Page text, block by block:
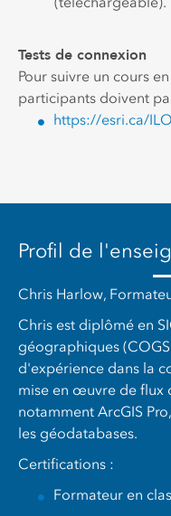
Tests de connexion
Pour suivre un cours
participants doivent
https://esri.ca/
Profil de
Chris Harlow,
Chris est diplômé en
géographiques
d'expérience dans la
mise en œuvre de flux
notamment ArcGIS
les géodatabases.
Certifications :
Formateur en